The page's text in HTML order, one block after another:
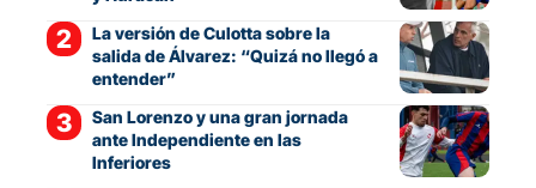
La versión de Culotta sobre la
salida de Álvarez: “Quizá no llegó a
entender”
San Lorenzo y una gran jornada
ante Independiente en las
Inferiores